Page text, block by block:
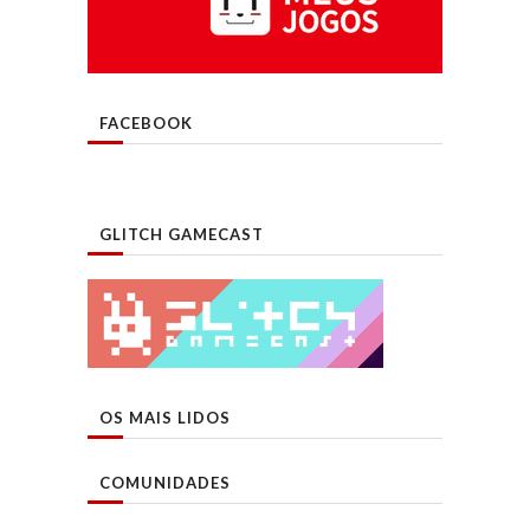
FACEBOOK
GLITCH GAMECAST
OS MAIS LIDOS
COMUNIDADES